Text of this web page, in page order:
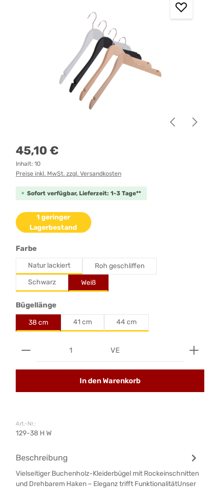
Regulärer Preis:
45,10 €
Inhalt: 10
Preise inkl. MwSt. zzgl. Versandkosten
Sofort verfügbar, Lieferzeit: 1-3 Tage**
1 geringer
Lagerbestand
Farbeauswählen
Natur lackiert
Roh geschliffen
Schwarz
Weiß
Bügellängeauswählen
38 cm 41 cm 44 cm
Produkt Anzahl: Gib den gewünschten Wert
VE
In den Warenkorb
Art.-Nr.:
129-38 H W
Beschreibung
Vielseitiger Buchenholz-Kleiderbügel mit Rockeinschnitten
und Drehbarem Haken – Eleganz trifft FunktionalitätUnser